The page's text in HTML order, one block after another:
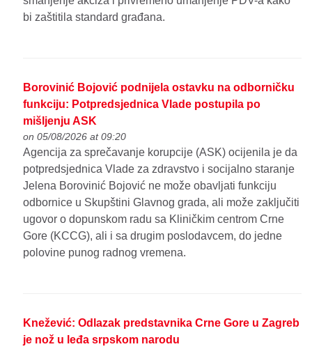
bi zaštitila standard građana.
Borovinić Bojović podnijela ostavku na odborničku
funkciju: Potpredsjednica Vlade postupila po
mišljenju ASK
on 05/08/2026 at 09:20
Agencija za sprečavanje korupcije (ASK) ocijenila je da
potpredsjednica Vlade za zdravstvo i socijalno staranje
Jelena Borovinić Bojović ne može obavljati funkciju
odbornice u Skupštini Glavnog grada, ali može zaključiti
ugovor o dopunskom radu sa Kliničkim centrom Crne
Gore (KCCG), ali i sa drugim poslodavcem, do jedne
polovine punog radnog vremena.
Knežević: Odlazak predstavnika Crne Gore u Zagreb
je nož u leđa srpskom narodu